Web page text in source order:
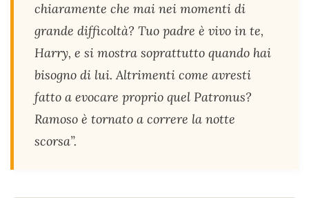
chiaramente che mai nei momenti di
grande difficoltà? Tuo padre è vivo in te,
Harry, e si mostra soprattutto quando hai
bisogno di lui. Altrimenti come avresti
fatto a evocare proprio quel Patronus?
Ramoso è tornato a correre la notte
scorsa”.